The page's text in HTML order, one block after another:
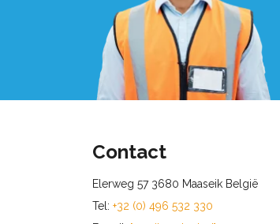
Contact
Elerweg 57 3680 Maaseik België
Tel: +32 (0) 496 532 330